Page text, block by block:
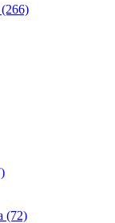
(266)
(72)